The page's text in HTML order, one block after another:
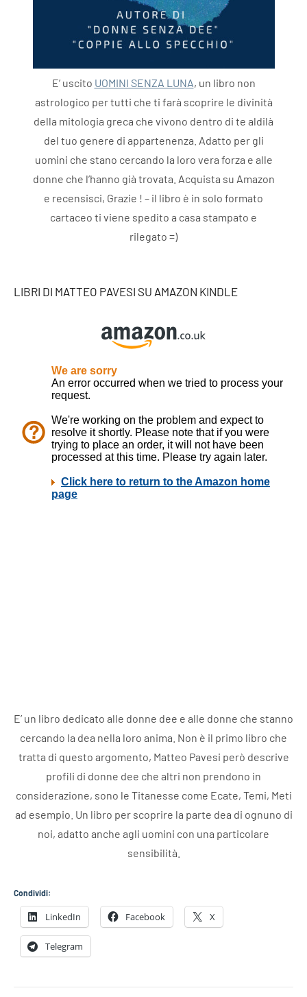
E’ uscito UOMINI SENZA LUNA, un libro non
astrologico per tutti che ti farà scoprire le divinità
della mitologia greca che vivono dentro di te aldilà
del tuo genere di appartenenza. Adatto per gli
uomini che stano cercando la loro vera forza e alle
donne che l’hanno già trovata. Acquista su Amazon
e recensisci, Grazie ! – il libro è in solo formato
cartaceo ti viene spedito a casa stampato e
rilegato =)
LIBRI DI MATTEO PAVESI SU AMAZON KINDLE
E’ un libro dedicato alle donne dee e alle donne che stanno
cercando la dea nella loro anima. Non è il primo libro che
tratta di questo argomento, Matteo Pavesi però descrive
profili di donne dee che altri non prendono in
considerazione, sono le Titanesse come Ecate, Temi, Meti
ad esempio. Un libro per scoprire la parte dea di ognuno di
noi, adatto anche agli uomini con una particolare
sensibilità.
Condividi:
LinkedIn Facebook X
Telegram